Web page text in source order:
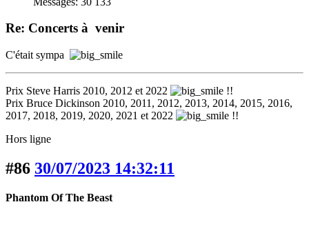
Re: Concerts à venir
C'était sympa
Prix Steve Harris 2010, 2012 et 2022
!!
Prix Bruce Dickinson 2010, 2011, 2012, 2013, 2014, 2015, 2016,
2017, 2018, 2019, 2020, 2021 et 2022
!!
Hors ligne
#86 30/07/2023 14:32:11
Phantom Of The Beast